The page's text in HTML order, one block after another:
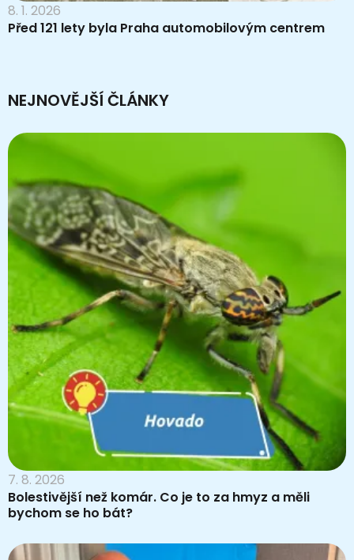
8. 1. 2026
Před 121 lety byla Praha automobilovým centrem
NEJNOVĚJŠÍ ČLÁNKY
7. 8. 2026
Bolestivější než komár. Co je to za hmyz a měli
bychom se ho bát?